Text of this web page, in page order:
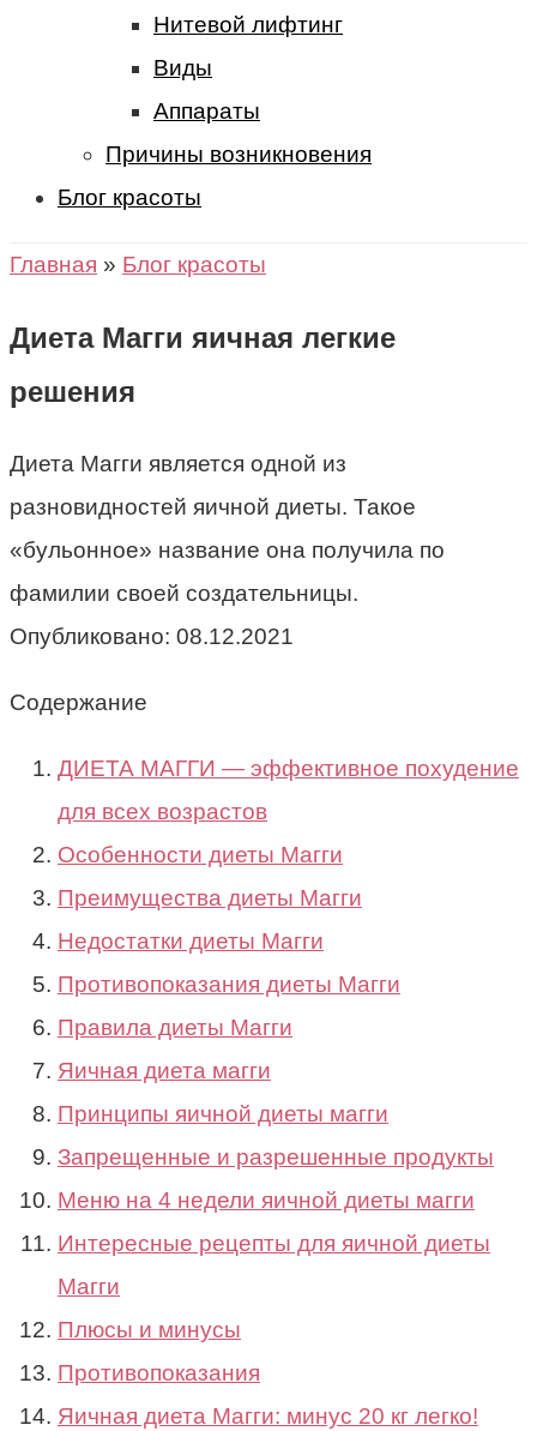
Нитевой лифтинг
Виды
Аппараты
Причины возникновения
Блог красоты
Главная » Блог красоты
Диета Магги яичная легкие
решения
Диета Магги является одной из
разновидностей яичной диеты. Такое
«бульонное» название она получила по
фамилии своей создательницы.
Опубликовано: 08.12.2021
Содержание
ДИЕТА МАГГИ — эффективное похудение
для всех возрастов
Особенности диеты Магги
Преимущества диеты Магги
Недостатки диеты Магги
Противопоказания диеты Магги
Правила диеты Магги
Яичная диета магги
Принципы яичной диеты магги
Запрещенные и разрешенные продукты
Меню на 4 недели яичной диеты магги
Интересные рецепты для яичной диеты
Магги
Плюсы и минусы
Противопоказания
Яичная диета Магги: минус 20 кг легко!